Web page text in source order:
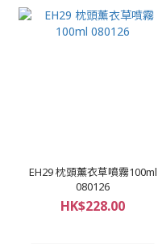
EH29 枕頭薰衣草噴霧100ml
080126
HK$228.00